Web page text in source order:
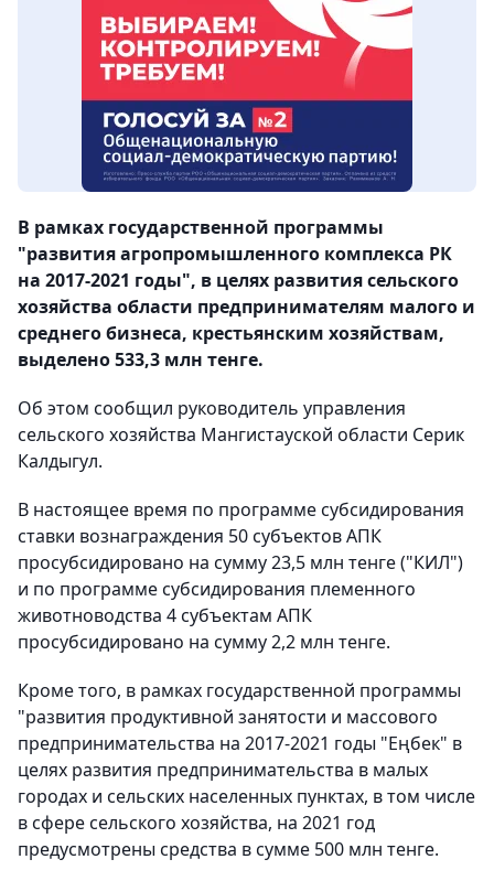
В рамках государственной программы
"развития агропромышленного комплекса РК
на 2017-2021 годы", в целях развития сельского
хозяйства области предпринимателям малого и
среднего бизнеса, крестьянским хозяйствам,
выделено 533,3 млн тенге.
Об этом сообщил руководитель управления
сельского хозяйства Мангистауской области Серик
Калдыгул.
В настоящее время по программе субсидирования
ставки вознаграждения 50 субъектов АПК
просубсидировано на сумму 23,5 млн тенге ("КИЛ")
и по программе субсидирования племенного
животноводства 4 субъектам АПК
просубсидировано на сумму 2,2 млн тенге.
Кроме того, в рамках государственной программы
"развития продуктивной занятости и массового
предпринимательства на 2017-2021 годы "Еңбек" в
целях развития предпринимательства в малых
городах и сельских населенных пунктах, в том числе
в сфере сельского хозяйства, на 2021 год
предусмотрены средства в сумме 500 млн тенге.